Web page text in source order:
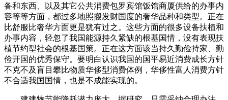
备和东西、以及其它公共消费包罗宾馆饭馆商厦供给的办事内
容等等方面，都过多地照搬发财国度的奢华品种和类型。正在
比舒服比奢华方面更是犹有过之。这些方面的很多设备扶植和
办事内容，轻忽了我国能源持久紧缺的根基国情，没有表现扶
植节约型社会的根基国策。正在这方面该当持久勤俭持家、勤
俭开国的优秀保守。要明白认识我国的国平易近消费成长方针
不克不及盲目攀比物质华侈型消费体例，华侈性富人消费方针
不合适我国国情，也是不成能实现的。